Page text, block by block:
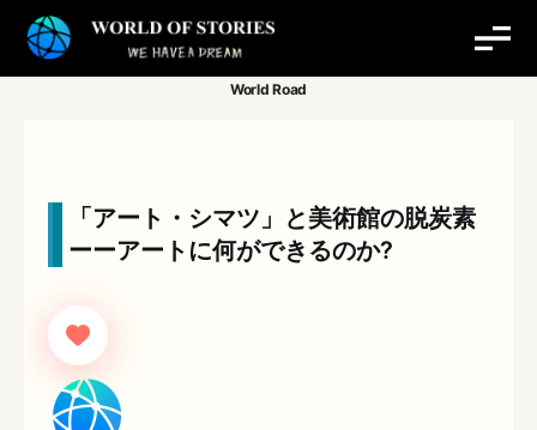
「アート・シマツ」と美術館の脱炭素
ーーアートに何ができるのか?